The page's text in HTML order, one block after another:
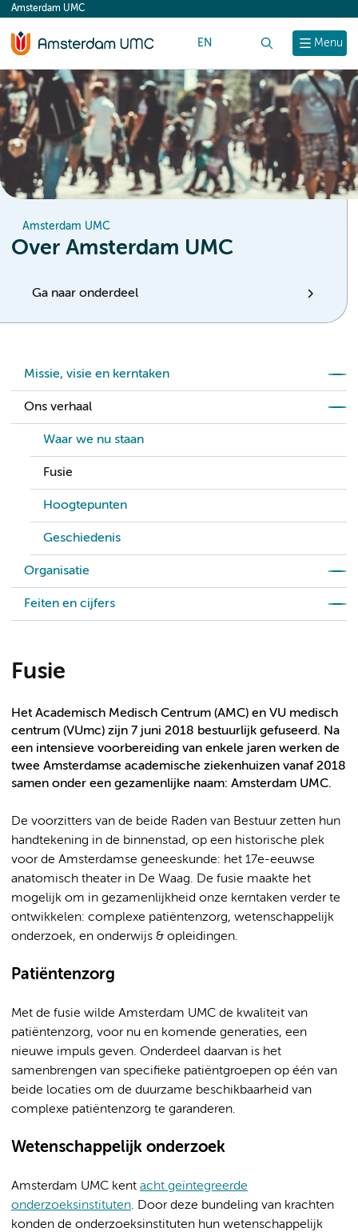
content
Menu
Amsterdam UMC
EN
Amsterdam UMC
Over Amsterdam UMC
Ga naar onderdeel
Missie, visie en kerntaken
Ons verhaal
Waar we nu staan
Fusie
Hoogtepunten
Geschiedenis
Organisatie
Feiten en cijfers
Fusie
Het Academisch Medisch Centrum (AMC) en VU medisch
centrum (VUmc) zijn 7 juni 2018 bestuurlijk gefuseerd. Na
een intensieve voorbereiding van enkele jaren werken de
twee Amsterdamse academische ziekenhuizen vanaf 2018
samen onder een gezamenlijke naam: Amsterdam UMC.
De voorzitters van de beide Raden van Bestuur zetten hun
handtekening in de binnenstad, op een historische plek
voor de Amsterdamse geneeskunde: het 17e-eeuwse
anatomisch theater in De Waag. De fusie maakte het
mogelijk om in gezamenlijkheid onze kerntaken verder te
ontwikkelen: complexe patiëntenzorg, wetenschappelijk
onderzoek, en onderwijs & opleidingen.
Patiëntenzorg
Met de fusie wilde Amsterdam UMC de kwaliteit van
patiëntenzorg, voor nu en komende generaties, een
nieuwe impuls geven. Onderdeel daarvan is het
samenbrengen van specifieke patiëntgroepen op één van
beide locaties om de duurzame beschikbaarheid van
complexe patiëntenzorg te garanderen.
Wetenschappelijk onderzoek
Amsterdam UMC kent acht geïntegreerde
onderzoeksinstituten. Door deze bundeling van krachten
konden de onderzoeksinstituten hun wetenschappelijk